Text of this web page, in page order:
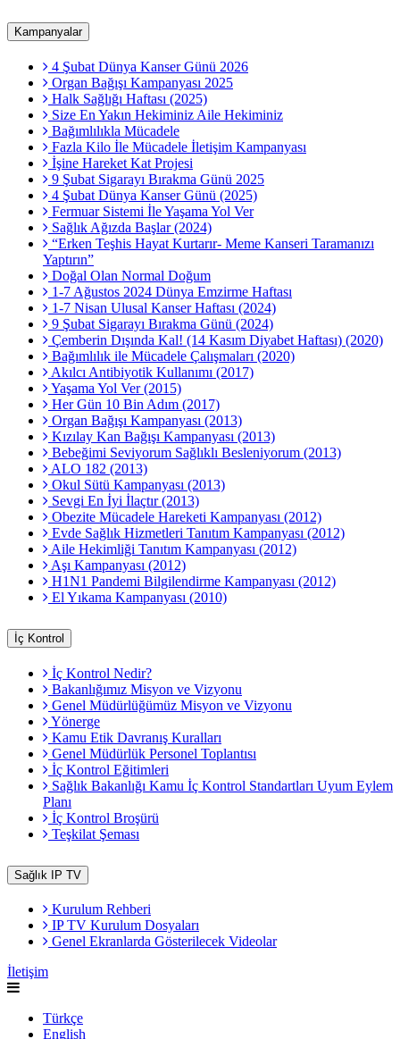
Kampanyalar
4 Şubat Dünya Kanser Günü 2026
Organ Bağışı Kampanyası 2025
Halk Sağlığı Haftası (2025)
Size En Yakın Hekiminiz Aile Hekiminiz
Bağımlılıkla Mücadele
Fazla Kilo İle Mücadele İletişim Kampanyası
İşine Hareket Kat Projesi
9 Şubat Sigarayı Bırakma Günü 2025
4 Şubat Dünya Kanser Günü (2025)
Fermuar Sistemi İle Yaşama Yol Ver
Sağlık Ağızda Başlar (2024)
“Erken Teşhis Hayat Kurtarır- Meme Kanseri Taramanızı
Yaptırın”
Doğal Olan Normal Doğum
1-7 Ağustos 2024 Dünya Emzirme Haftası
1-7 Nisan Ulusal Kanser Haftası (2024)
9 Şubat Sigarayı Bırakma Günü (2024)
Çemberin Dışında Kal! (14 Kasım Diyabet Haftası) (2020)
Bağımlılık ile Mücadele Çalışmaları (2020)
Akılcı Antibiyotik Kullanımı (2017)
Yaşama Yol Ver (2015)
Her Gün 10 Bin Adım (2017)
Organ Bağışı Kampanyası (2013)
Kızılay Kan Bağışı Kampanyası (2013)
Bebeğimi Seviyorum Sağlıklı Besleniyorum (2013)
ALO 182 (2013)
Okul Sütü Kampanyası (2013)
Sevgi En İyi İlaçtır (2013)
Obezite Mücadele Hareketi Kampanyası (2012)
Evde Sağlık Hizmetleri Tanıtım Kampanyası (2012)
Aile Hekimliği Tanıtım Kampanyası (2012)
Aşı Kampanyası (2012)
H1N1 Pandemi Bilgilendirme Kampanyası (2012)
El Yıkama Kampanyası (2010)
İç Kontrol
İç Kontrol Nedir?
Bakanlığımız Misyon ve Vizyonu
Genel Müdürlüğümüz Misyon ve Vizyonu
Yönerge
Kamu Etik Davranış Kuralları
Genel Müdürlük Personel Toplantısı
İç Kontrol Eğitimleri
Sağlık Bakanlığı Kamu İç Kontrol Standartları Uyum Eylem
Planı
İç Kontrol Broşürü
Teşkilat Şeması
Sağlık IP TV
Kurulum Rehberi
IP TV Kurulum Dosyaları
Genel Ekranlarda Gösterilecek Videolar
İletişim
Türkçe
English